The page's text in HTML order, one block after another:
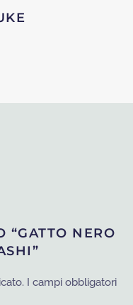
“GATTO NERO
I campi obbligatori